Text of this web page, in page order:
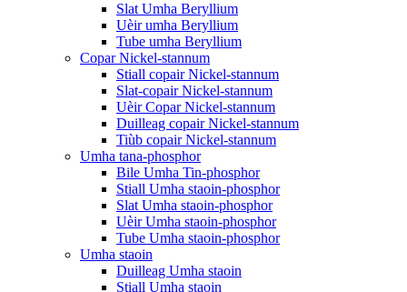
Slat Umha Beryllium
Uèir umha Beryllium
Tube umha Beryllium
Copar Nickel-stannum
Stiall copair Nickel-stannum
Slat-copair Nickel-stannum
Uèir Copar Nickel-stannum
Duilleag copair Nickel-stannum
Tiùb copair Nickel-stannum
Umha tana-phosphor
Bile Umha Tin-phosphor
Stiall Umha staoin-phosphor
Slat Umha staoin-phosphor
Uèir Umha staoin-phosphor
Tube Umha staoin-phosphor
Umha staoin
Duilleag Umha staoin
Stiall Umha staoin